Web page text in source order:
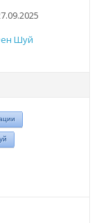
Шуй